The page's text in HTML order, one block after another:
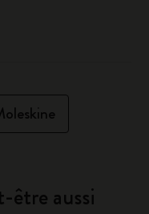
être aussi